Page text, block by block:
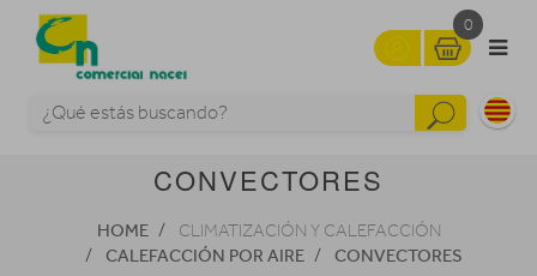
0
CONVECTORES
HOME CLIMATIZACIÓN Y CALEFACCIÓN
CALEFACCIÓN POR AIRE CONVECTORES